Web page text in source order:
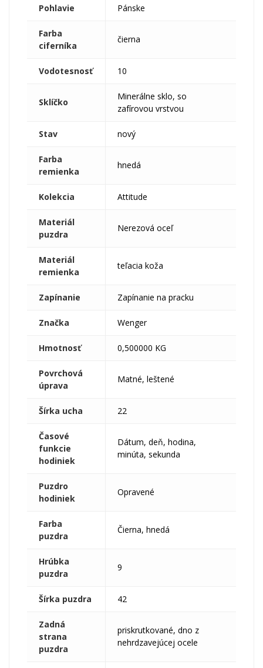
Pohlavie Pánske
Farba
ciferníka
čierna
Vodotesnosť 10
Sklíčko
Minerálne sklo, so
zafírovou vrstvou
Stav nový
Farba
remienka
hnedá
Kolekcia Attitude
Materiál
puzdra
Nerezová oceľ
Materiál
remienka
teľacia koža
Zapínanie Zapínanie na pracku
Značka Wenger
Hmotnosť 0,500000 KG
Povrchová
úprava
Matné, leštené
Šírka ucha 22
Časové
funkcie
hodiniek
Dátum, deň, hodina,
minúta, sekunda
Puzdro
hodiniek
Opravené
Farba
puzdra
Čierna, hnedá
Hrúbka
puzdra
9
Šírka puzdra 42
Zadná
strana
puzdra
priskrutkované, dno z
nehrdzavejúcej ocele